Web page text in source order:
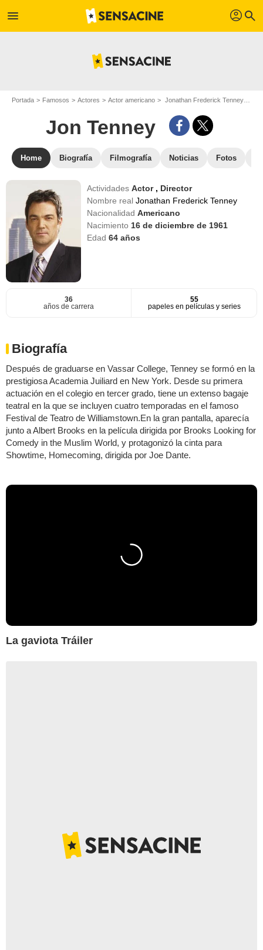
menu profil search
Portada Famosos Actores Actor americano Jonathan Frederick Tenney - Apodo : Jon Tenney
Jon Tenney
Home Biografía Filmografía Noticias Fotos
ActividadesActor , Director
Nombre realJonathan Frederick Tenney
NacionalidadAmericano
Nacimiento 16 de diciembre de 1961
Edad64 años
36
años de carrera
55
papeles en películas y series
Biografía
Después de graduarse en Vassar College, Tenney se formó en la
prestigiosa Academia Juiliard en New York. Desde su primera
actuación en el colegio en tercer grado, tiene un extenso bagaje
teatral en la que se incluyen cuatro temporadas en el famoso
Festival de Teatro de Williamstown.En la gran pantalla, aparecía
junto a Albert Brooks en la película dirigida por Brooks Looking for
Comedy in the Muslim World, y protagonizó la cinta para
Showtime, Homecoming, dirigida por Joe Dante.
La gaviota Tráiler